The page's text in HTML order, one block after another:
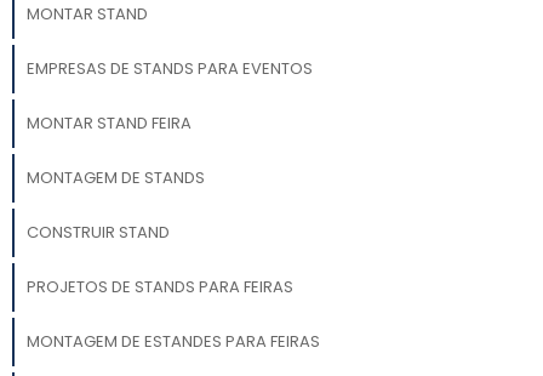
MONTAR STAND
EMPRESAS DE STANDS PARA EVENTOS
MONTAR STAND FEIRA
MONTAGEM DE STANDS
CONSTRUIR STAND
PROJETOS DE STANDS PARA FEIRAS
MONTAGEM DE ESTANDES PARA FEIRAS